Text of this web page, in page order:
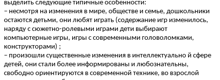
выделить следующие типичные особенности:
– несмотря на изменения в мире, обществе и семье, дошкольники
остаются детьми, они любят играть (содержание игр изменилось,
наряду с сюжетно-ролевыми играми дети выбирают
компьютерные игры, игры с современными головоломками,
конструкторами) ;
– произошли существенные изменения в интеллектуально й сфере
детей, они стали более информированы и любознательны,
свободно ориентируются в современной технике, во взрослой